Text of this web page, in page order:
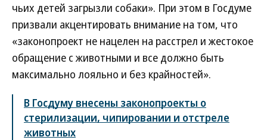
чьих детей загрызли собаки». При этом в Госдуме
призвали акцентировать внимание на том, что
«законопроект не нацелен на расстрел и жестокое
обращение с животными и все должно быть
максимально лояльно и без крайностей».
В Госдуму внесены законопроекты о
стерилизации, чипировании и отстреле
животных